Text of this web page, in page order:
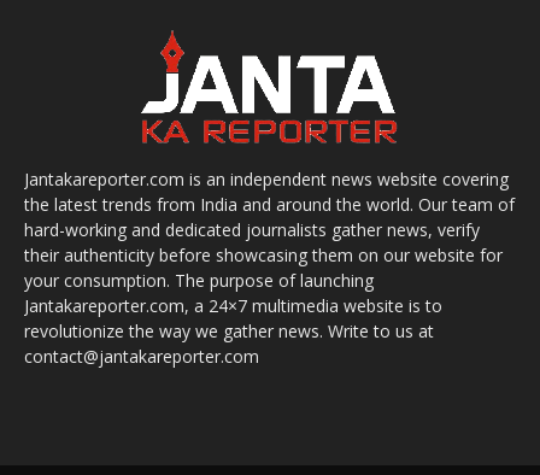
Jantakareporter.com is an independent news website covering
the latest trends from India and around the world. Our team of
hard-working and dedicated journalists gather news, verify
their authenticity before showcasing them on our website for
your consumption. The purpose of launching
Jantakareporter.com, a 24×7 multimedia website is to
revolutionize the way we gather news. Write to us at
contact@jantakareporter.com